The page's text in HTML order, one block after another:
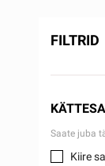
FILTRID
Saate juba
Kiire